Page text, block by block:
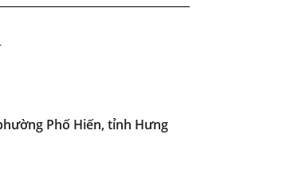
Phố Hiến, tỉnh Hưng